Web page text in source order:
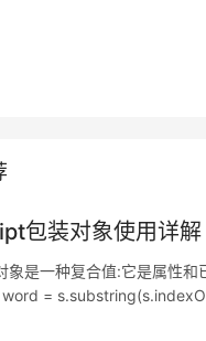
包装对象使用详解
是一种复合值:它是属性
=